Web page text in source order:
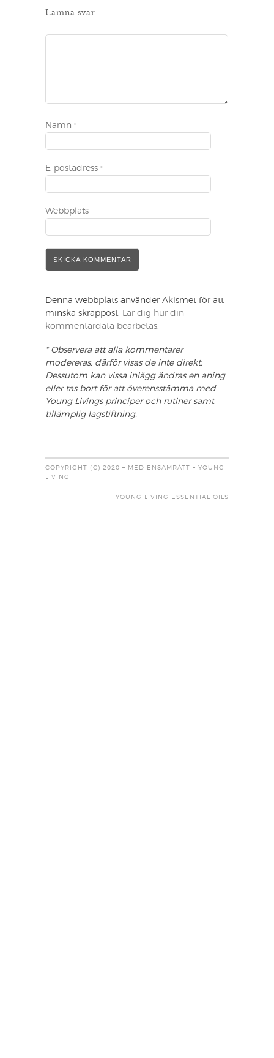
Lämna svar
Namn *
E-postadress *
Webbplats
Denna webbplats använder Akismet för att
minska skräppost. Lär dig hur din
kommentardata bearbetas.
* Observera att alla kommentarer
modereras, därför visas de inte direkt.
Dessutom kan vissa inlägg ändras en aning
eller tas bort för att överensstämma med
Young Livings principer och rutiner samt
tillämplig lagstiftning.
COPYRIGHT (C) 2020 – MED ENSAMRÄTT – YOUNG
LIVING
YOUNG LIVING ESSENTIAL OILS